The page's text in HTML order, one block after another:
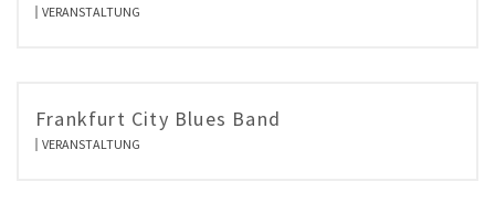
VERANSTALTUNG
Frankfurt City Blues Band
VERANSTALTUNG